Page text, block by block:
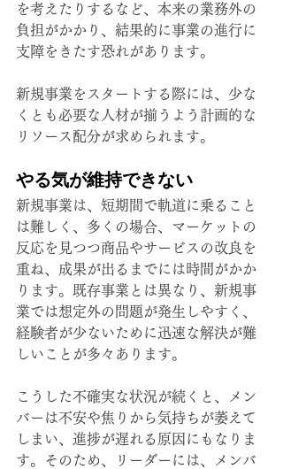
を考えたりするなど、本来の業務外の
負担がかかり、結果的に事業の進行に
支障をきたす恐れがあります。
新規事業をスタートする際には、少な
くとも必要な人材が揃うよう計画的な
リソース配分が求められます。
やる気が維持できない
新規事業は、短期間で軌道に乗ること
は難しく、多くの場合、マーケットの
反応を見つつ商品やサービスの改良を
重ね、成果が出るまでには時間がかか
ります。既存事業とは異なり、新規事
業では想定外の問題が発生しやすく、
経験者が少ないために迅速な解決が難
しいことが多々あります。
こうした不確実な状況が続くと、メン
バーは不安や焦りから気持ちが萎えて
しまい、進捗が遅れる原因にもなりま
す。そのため、リーダーには、メンバ